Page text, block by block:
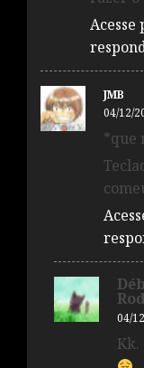
Acesse
JMB
04/12/
*que
04/
Kk.